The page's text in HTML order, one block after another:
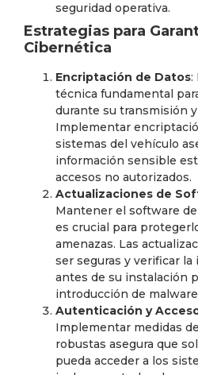
seguridad operativa.
Estrategias para
Cibernética
Encriptación de Datos:
técnica fundamental
durante su transmisión
Implementar
sistemas del vehículo
información sensible
accesos no autorizados.
Actualizaciones de
Mantener el software
es crucial para
amenazas. Las
ser seguras y verificar
antes de su instalación
introducción de
Autenticación y
Implementar medidas
robustas asegura que
pueda acceder a los